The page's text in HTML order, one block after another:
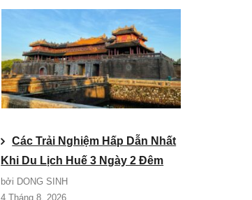
Các Trải Nghiệm Hấp Dẫn Nhất
Khi Du Lịch Huế 3 Ngày 2 Đêm
bởi DONG SINH
4 Tháng 8, 2026